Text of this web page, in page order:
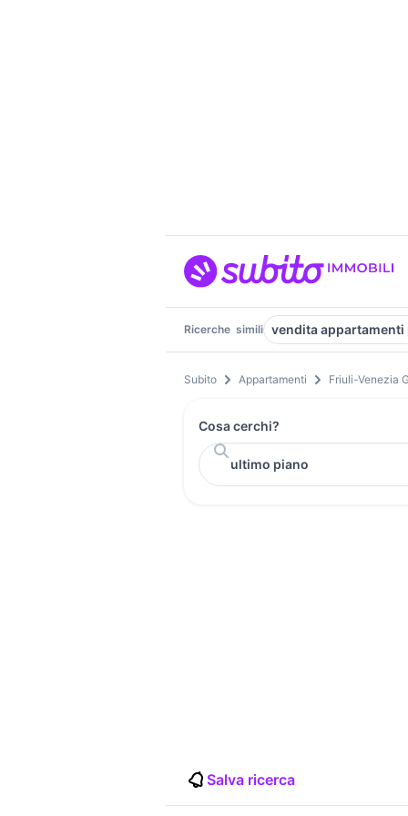
Ricerche simili vendita
Subito Appartamenti Friuli-Venezia
Cosa cerchi?
Salva ricerca